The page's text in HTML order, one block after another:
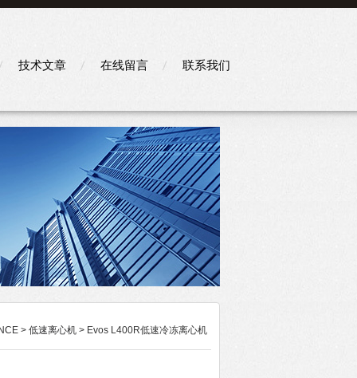
技术文章 在线留言 联系我们
> 低速离心机 > Evos L400R低速冷冻离心机